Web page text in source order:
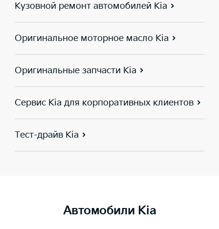
Кузовной ремонт автомобилей Kia
Оригинальное моторное масло Kia
Оригинальные запчасти Kia
Сервис Kia для корпоративных клиентов
Тест-драйв Kia
Автомобили Kia